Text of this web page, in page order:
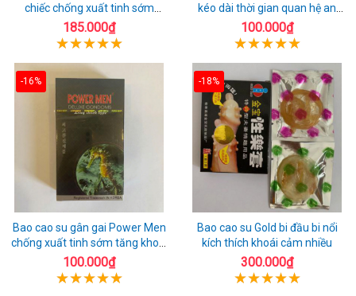
chiếc chống xuất tinh sớm
chuẩn Thái Lan
185.000₫
kéo dài thời gian quan hệ an
toàn
100.000₫
-16%
Bao cao su gân gai Power Men
chống xuất tinh sớm tăng khoái
cảm
100.000₫
-18%
Bao cao su Gold bi đầu bi nổi
kích thích khoái cảm nhiều
300.000₫